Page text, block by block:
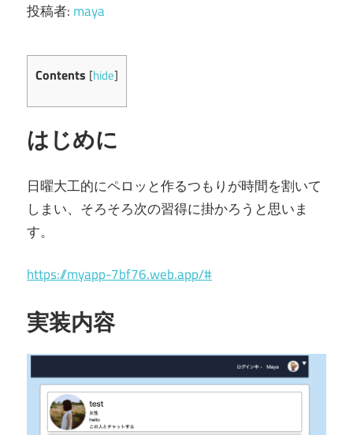
投稿者: maya
Contents [hide]
はじめに
日曜大工的にペロッと作るつもりが時間を割いて
しまい、そろそろ次の習得に掛かろうと思いま
す。
https://myapp-7bf76.web.app/#
実装内容